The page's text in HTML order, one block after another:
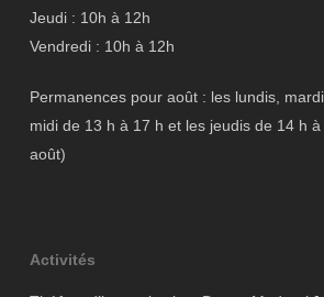
Jeudi : 10h à 12h
Vendredi : 10h à 12h
Permanences pour août : les lundis,
midi de 13 h à 17 h et les jeudis de 14 h
août)
Activités